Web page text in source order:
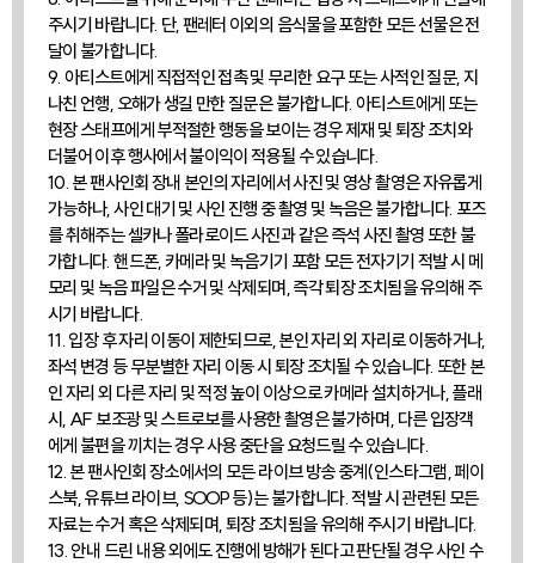
주시기 바랍니다. 단, 팬레터 이외의 음식물을 포함한 모든 선물은 전
달이 불가합니다.
9. 아티스트에게 직접적인 접촉 및 무리한 요구 또는 사적인 질문, 지
나친 언행, 오해가 생길 만한 질문은 불가합니다. 아티스트에게 또는
현장 스태프에게 부적절한 행동을 보이는 경우 제재 및 퇴장 조치와
더불어 이후 행사에서 불이익이 적용될 수 있습니다.
10. 본 팬사인회 장내 본인의 자리에서 사진 및 영상 촬영은 자유롭게
가능하나, 사인 대기 및 사인 진행 중 촬영 및 녹음은 불가합니다. 포즈
를 취해주는 셀카나 폴라로이드 사진과 같은 즉석 사진 촬영 또한 불
가합니다. 핸드폰, 카메라 및 녹음기기 포함 모든 전자기기 적발 시 메
모리 및 녹음 파일은 수거 및 삭제되며, 즉각 퇴장 조치됨을 유의해 주
시기 바랍니다.
11. 입장 후 자리 이동이 제한되므로, 본인 자리 외 자리로 이동하거나,
좌석 변경 등 무분별한 자리 이동 시 퇴장 조치될 수 있습니다. 또한 본
인 자리 외 다른 자리 및 적정 높이 이상으로 카메라 설치하거나, 플래
시, AF 보조광 및 스트로보를 사용한 촬영은 불가하며, 다른 입장객
에게 불편을 끼치는 경우 사용 중단을 요청드릴 수 있습니다.
12. 본 팬사인회 장소에서의 모든 라이브 방송 중계(인스타그램, 페이
스북, 유튜브 라이브, SOOP 등)는 불가합니다. 적발 시 관련된 모든
자료는 수거 혹은 삭제되며, 퇴장 조치됨을 유의해 주시기 바랍니다.
13. 안내 드린 내용 외에도 진행에 방해가 된다고 판단될 경우 사인 수